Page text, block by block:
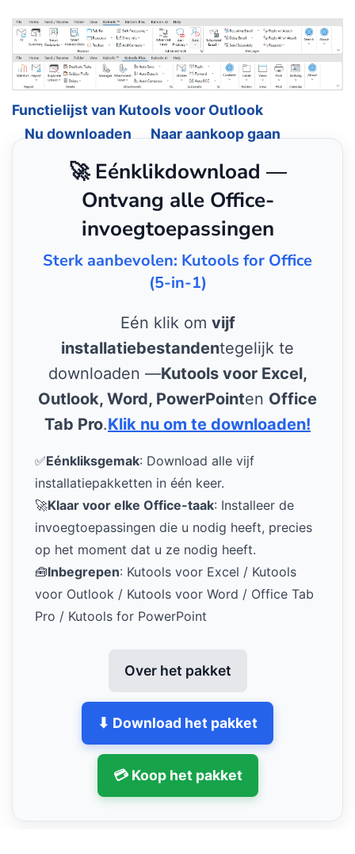
Functielijst van Kutools voor Outlook
Nu downloaden
Naar aankoop gaan
🚀 Eénklikdownload —
Ontvang alle Office-
invoegtoepassingen
Sterk aanbevolen: Kutools for Office
(5-in-1)
Eén klik om vijf
installatiebestandentegelijk te
downloaden —Kutools voor Excel,
Outlook, Word, PowerPointen Office
Tab Pro.Klik nu om te downloaden!
✅Eénkliksgemak: Download alle vijf
installatiepakketten in één keer.
🚀Klaar voor elke Office-taak: Installeer de
invoegtoepassingen die u nodig heeft, precies
op het moment dat u ze nodig heeft.
🧰Inbegrepen: Kutools voor Excel / Kutools
voor Outlook / Kutools voor Word / Office Tab
Pro / Kutools for PowerPoint
Over het pakket
⬇ Download het pakket
💳 Koop het pakket